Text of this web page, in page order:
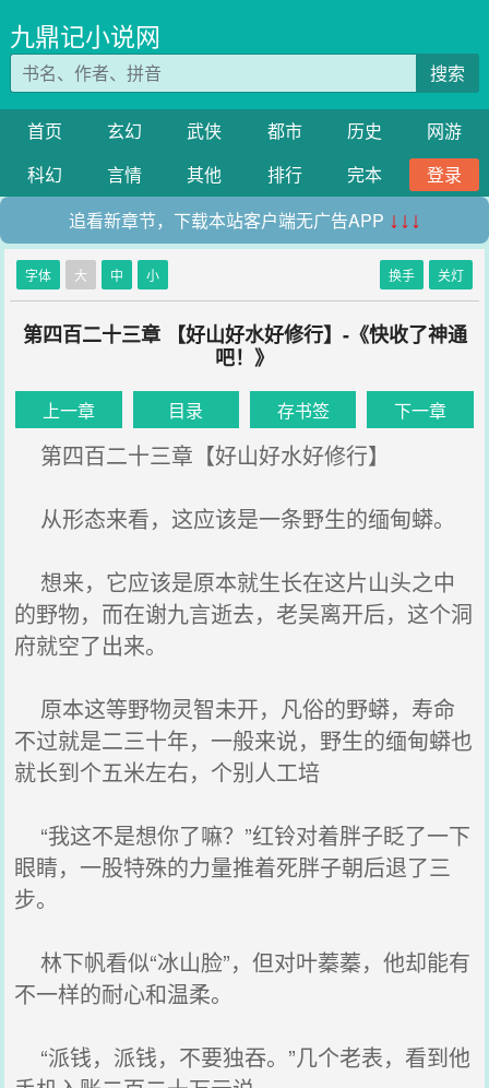
九鼎记小说网
搜索
首页 玄幻 武侠 都市 历史
网游
科幻
言情 其他 排行 完本
登录
追看新章节，下载本站客户端无广告APP ↓↓↓
字体 大 中 小 换手 关灯
第四百二十三章 【好山好水好修行】-《快收了神通
吧！》
上一章 目录 存书签 下一章
第四百二十三章【好山好水好修行】
从形态来看，这应该是一条野生的缅甸蟒。
想来，它应该是原本就生长在这片山头之中
的野物，而在谢九言逝去，老吴离开后，这个洞
府就空了出来。
原本这等野物灵智未开，凡俗的野蟒，寿命
不过就是二三十年，一般来说，野生的缅甸蟒也
就长到个五米左右，个别人工培
“我这不是想你了嘛？”红铃对着胖子眨了一下
眼睛，一股特殊的力量推着死胖子朝后退了三
步。
林下帆看似“冰山脸”，但对叶蓁蓁，他却能有
不一样的耐心和温柔。
“派钱，派钱，不要独吞。”几个老表，看到他